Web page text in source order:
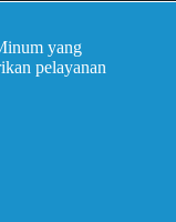
yang
pelayanan